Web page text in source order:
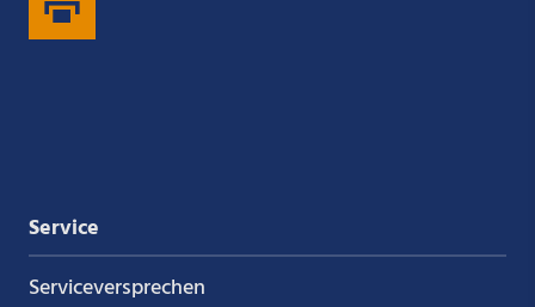
auf
Service
Service­versprechen